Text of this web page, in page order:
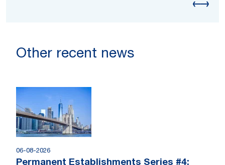
Other recent news
06-08-2026
Permanent Establishments Series #4: